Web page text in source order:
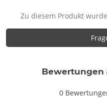
Zu diesem Produkt
Bewertungen
0